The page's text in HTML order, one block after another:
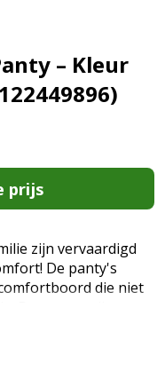
– Kleur
prijs
zijn vervaardigd
De panty's
die niet
De garens zijn
en de benen